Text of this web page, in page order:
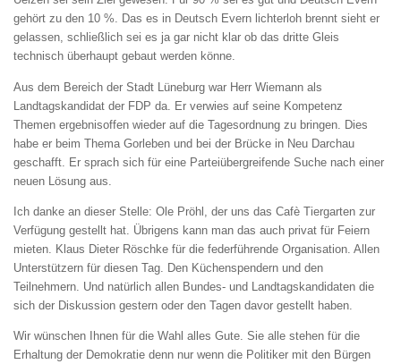
gehört zu den 10 %. Das es in Deutsch Evern lichterloh brennt sieht er
gelassen, schließlich sei es ja gar nicht klar ob das dritte Gleis
technisch überhaupt gebaut werden könne.
Aus dem Bereich der Stadt Lüneburg war Herr Wiemann als
Landtagskandidat der FDP da. Er verwies auf seine Kompetenz
Themen ergebnisoffen wieder auf die Tagesordnung zu bringen. Dies
habe er beim Thema Gorleben und bei der Brücke in Neu Darchau
geschafft. Er sprach sich für eine Parteiübergreifende Suche nach einer
neuen Lösung aus.
Ich danke an dieser Stelle: Ole Pröhl, der uns das Cafè Tiergarten zur
Verfügung gestellt hat. Übrigens kann man das auch privat für Feiern
mieten. Klaus Dieter Röschke für die federführende Organisation. Allen
Unterstützern für diesen Tag. Den Küchenspendern und den
Teilnehmern. Und natürlich allen Bundes- und Landtagskandidaten die
sich der Diskussion gestern oder den Tagen davor gestellt haben.
Wir wünschen Ihnen für die Wahl alles Gute. Sie alle stehen für die
Erhaltung der Demokratie denn nur wenn die Politiker mit den Bürgen